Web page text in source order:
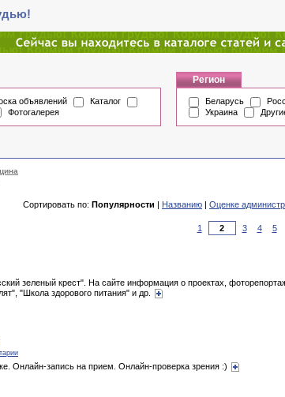
объявлений
Каталог
Фотогалерея
Регион
Беларусь
Украина
Сортировать по: Популярности | Названию | Оценке
1 3 4 5
зеленый крест". На сайте информация о проектах,
"Школа здорового питания" и др.
Онлайн-запись на прием. Онлайн-проверка зрения :)